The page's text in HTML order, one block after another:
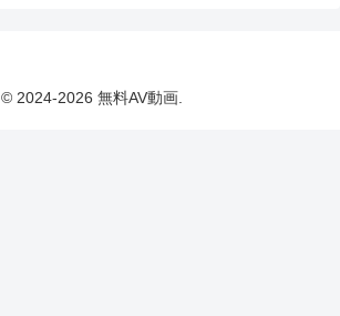
© 2024-2026 無料AV動画.